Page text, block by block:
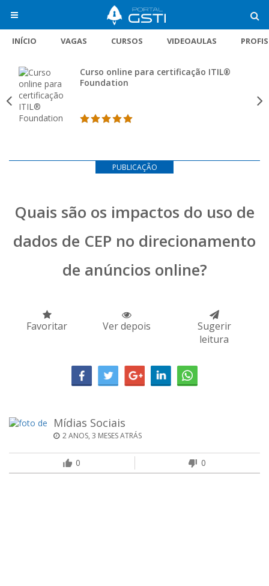
INÍCIO VAGAS CURSOS VIDEOAULAS
Curso online para certificação ITIL®
Foundation
PUBLICAÇÃO
Quais são os impactos do uso de
dados de CEP no direcionamento
de anúncios online?
Favoritar Ver depois
Sugerir
leitura
Mídias Sociais
2 ANOS, 3 MESES ATRÁS
0 0